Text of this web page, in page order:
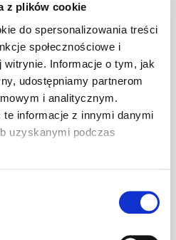
z plików cookie
do spersonalizowania treści
społecznościowe i
Informacje o tym, jak
udostępniamy partnerom
i analitycznym.
te informacje z innymi danymi
uzyskanymi podczas
Ceny
szeroki wybór
które spełnią
wymagających
nasze ceny były
że zakup stylowej i
dostępny na każdą
nowe modele,